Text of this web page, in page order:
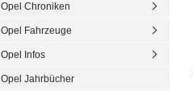
Opel Chroniken
Opel Fahrzeuge
Opel Infos
Opel Jahrbücher